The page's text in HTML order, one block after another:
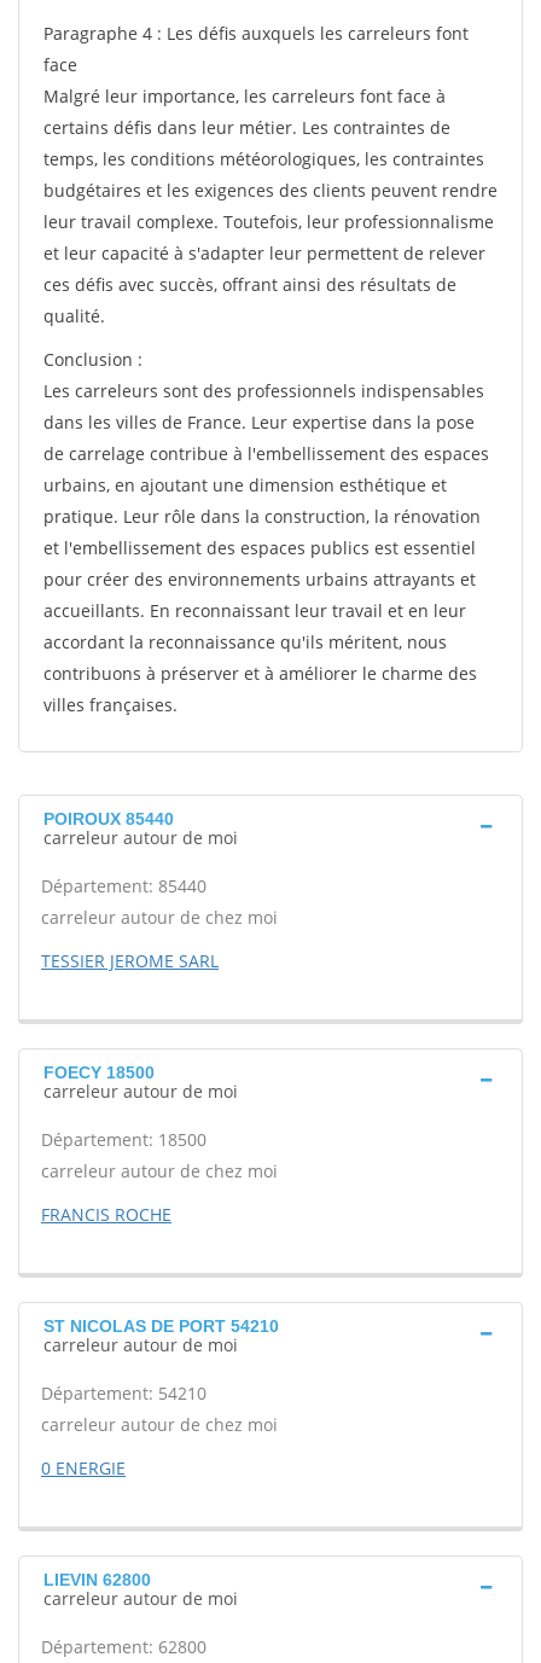
Paragraphe 4 : Les défis auxquels les carreleurs font
face
Malgré leur importance, les carreleurs font face à
certains défis dans leur métier. Les contraintes de
temps, les conditions météorologiques, les contraintes
budgétaires et les exigences des clients peuvent rendre
leur travail complexe. Toutefois, leur professionnalisme
et leur capacité à s'adapter leur permettent de relever
ces défis avec succès, offrant ainsi des résultats de
qualité.
Conclusion :
Les carreleurs sont des professionnels indispensables
dans les villes de France. Leur expertise dans la pose
de carrelage contribue à l'embellissement des espaces
urbains, en ajoutant une dimension esthétique et
pratique. Leur rôle dans la construction, la rénovation
et l'embellissement des espaces publics est essentiel
pour créer des environnements urbains attrayants et
accueillants. En reconnaissant leur travail et en leur
accordant la reconnaissance qu'ils méritent, nous
contribuons à préserver et à améliorer le charme des
villes françaises.
POIROUX 85440
carreleur autour de moi
Département: 85440
carreleur autour de chez moi
TESSIER JEROME SARL
FOECY 18500
carreleur autour de moi
Département: 18500
carreleur autour de chez moi
FRANCIS ROCHE
ST NICOLAS DE PORT 54210
carreleur autour de moi
Département: 54210
carreleur autour de chez moi
0 ENERGIE
LIEVIN 62800
carreleur autour de moi
Département: 62800